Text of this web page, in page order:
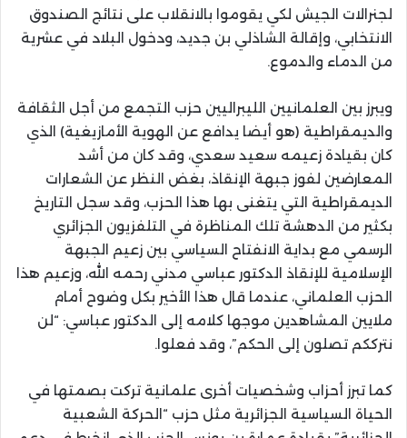
لجنرالات الجيش لكي يقوموا بالانقلاب على نتائج الصندوق
الانتخابي، وإقالة الشاذلي بن جديد، ودخول البلاد في عشرية
من الدماء والدموع.
ويبرز بين العلمانيين الليبراليين حزب التجمع من أجل الثقافة
والديمقراطية (هو أيضا يدافع عن الهوية الأمازيغية) الذي
كان بقيادة زعيمه سعيد سعدي، وقد كان من أشد
المعارضين لفوز جبهة الإنقاذ، بغض النظر عن الشعارات
الديمقراطية التي يتغنى بها هذا الحزب، وقد سجل التاريخ
بكثير من الدهشة تلك المناظرة في التلفزيون الجزائري
الرسمي مع بداية الانفتاح السياسي بين زعيم الجبهة
الإسلامية للإنقاذ الدكتور عباسي مدني رحمه الله، وزعيم هذا
الحزب العلماني، عندما قال هذا الأخير بكل وضوح أمام
ملايين المشاهدين موجها كلامه إلى الدكتور عباسي: “لن
نترككم تصلون إلى الحكم”، وقد فعلوا.
كما تبرز أحزاب وشخصيات أخرى علمانية تركت بصمتها في
الحياة السياسية الجزائرية مثل حزب “الحركة الشعبية